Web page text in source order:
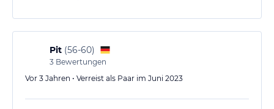
Pit (56-60)
3 Bewertungen
Vor 3 Jahren • Verreist als Paar im Juni 2023